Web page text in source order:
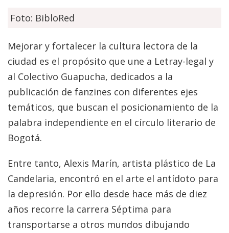
Foto: BibloRed
Mejorar y fortalecer la cultura lectora de la
ciudad es el propósito que une a Letray-legal y
al Colectivo Guapucha, dedicados a la
publicación de fanzines con diferentes ejes
temáticos, que buscan el posicionamiento de la
palabra independiente en el círculo literario de
Bogotá.
Entre tanto, Alexis Marín, artista plástico de La
Candelaria, encontró en el arte el antídoto para
la depresión. Por ello desde hace más de diez
años recorre la carrera Séptima para
transportarse a otros mundos dibujando